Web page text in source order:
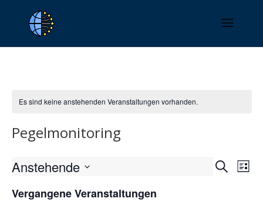
Es sind keine anstehenden Veranstaltungen vorhanden.
Pegelmonitoring
SucheListe
Anstehende
wählen.
Vergangene Veranstaltungen